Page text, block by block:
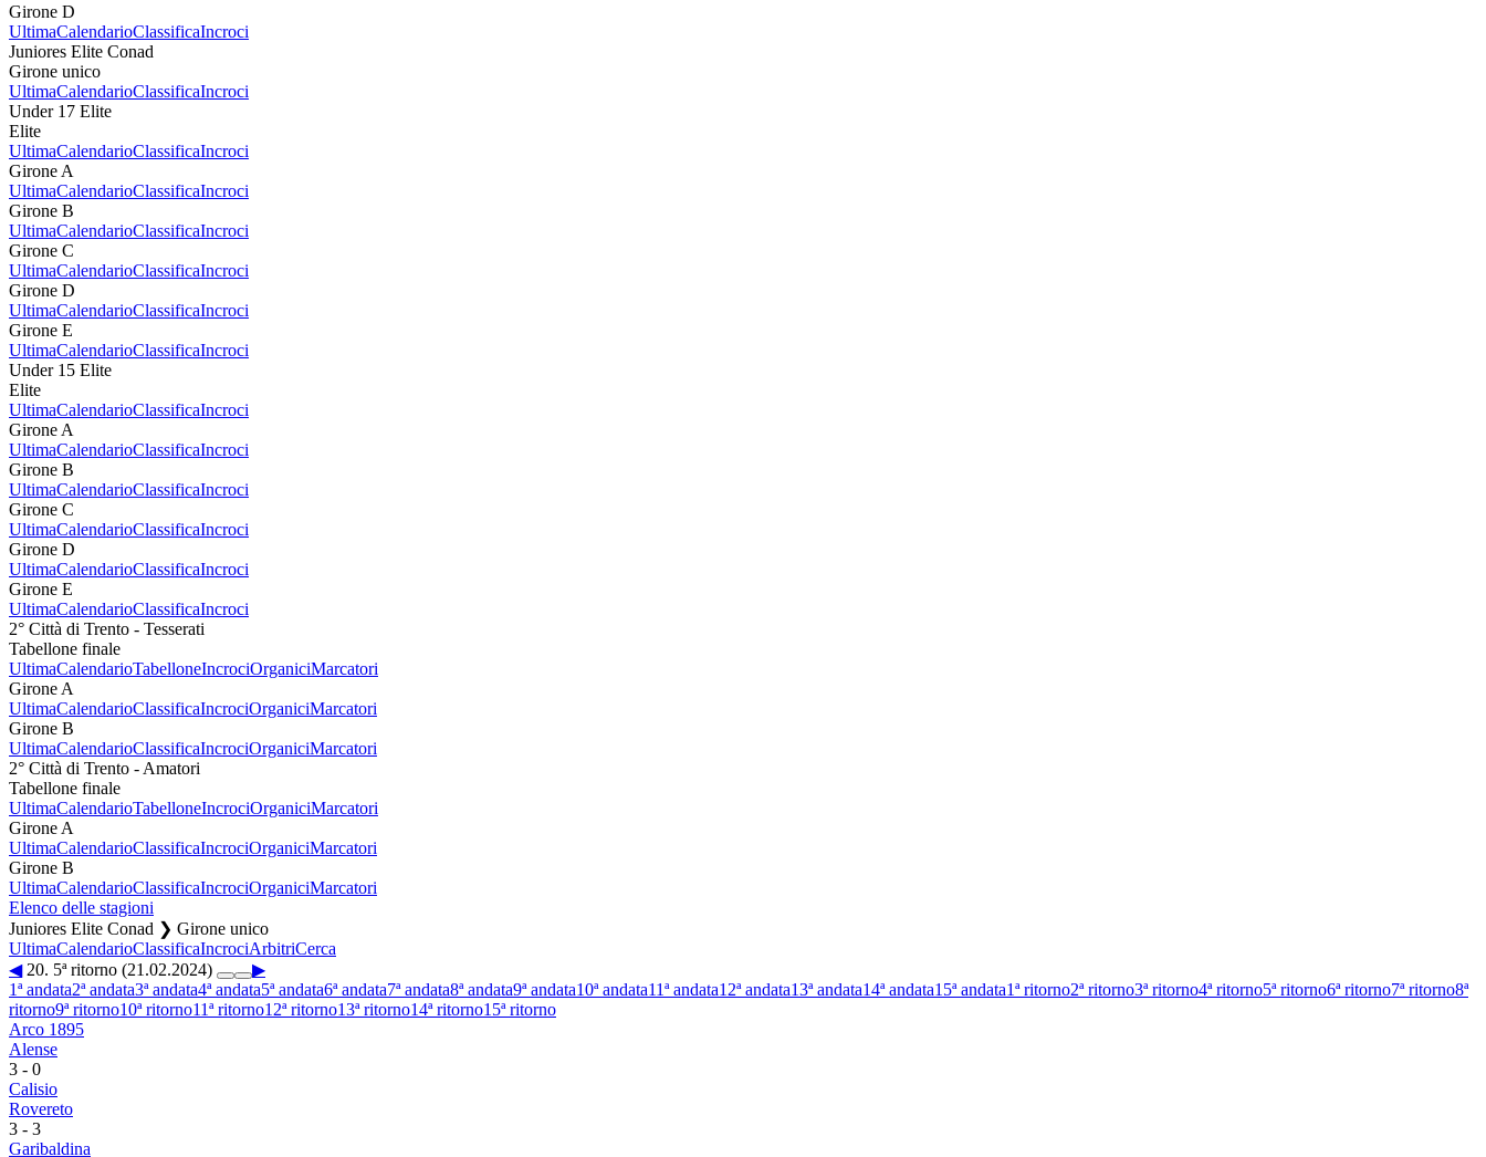
Girone D
UltimaCalendarioClassificaIncroci
Juniores Elite Conad
Girone unico
UltimaCalendarioClassificaIncroci
Under 17 Elite
Elite
UltimaCalendarioClassificaIncroci
Girone A
UltimaCalendarioClassificaIncroci
Girone B
UltimaCalendarioClassificaIncroci
Girone C
UltimaCalendarioClassificaIncroci
Girone D
UltimaCalendarioClassificaIncroci
Girone E
UltimaCalendarioClassificaIncroci
Under 15 Elite
Elite
UltimaCalendarioClassificaIncroci
Girone A
UltimaCalendarioClassificaIncroci
Girone B
UltimaCalendarioClassificaIncroci
Girone C
UltimaCalendarioClassificaIncroci
Girone D
UltimaCalendarioClassificaIncroci
Girone E
UltimaCalendarioClassificaIncroci
2° Città di Trento - Tesserati
Tabellone finale
UltimaCalendarioTabelloneIncrociOrganiciMarcatori
Girone A
UltimaCalendarioClassificaIncrociOrganiciMarcatori
Girone B
UltimaCalendarioClassificaIncrociOrganiciMarcatori
2° Città di Trento - Amatori
Tabellone finale
UltimaCalendarioTabelloneIncrociOrganiciMarcatori
Girone A
UltimaCalendarioClassificaIncrociOrganiciMarcatori
Girone B
UltimaCalendarioClassificaIncrociOrganiciMarcatori
Elenco delle stagioni
Juniores Elite Conad ❯ Girone unico
UltimaCalendarioClassificaIncrociArbitriCerca
◀20. 5ª ritorno (21.02.2024)
▶
1ª andata2ª andata3ª andata4ª andata5ª andata6ª andata7ª andata8ª andata9ª andata10ª andata11ª andata12ª andata13ª andata14ª andata15ª andata1ª ritorno2ª ritorno3ª ritorno4ª ritorno5ª ritorno6ª ritorno7ª ritorno8ª
ritorno9ª ritorno10ª ritorno11ª ritorno12ª ritorno13ª ritorno14ª ritorno15ª ritorno
Arco 1895
Alense
3 - 0
Calisio
Rovereto
3 - 3
Garibaldina